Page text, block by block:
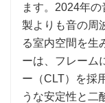
ます。2024年
製よりも音の周
る室内空間を生
ーは、フレーム
ー（CLT）を採
うな安定性と二